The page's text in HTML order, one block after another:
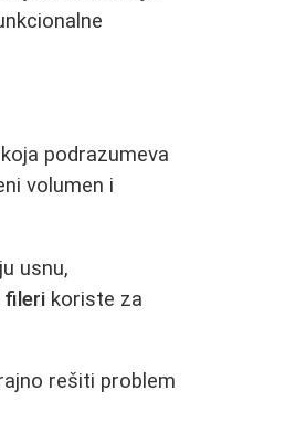
podrazumeva
volumen i
usnu,
fileri koriste za
rešiti problem